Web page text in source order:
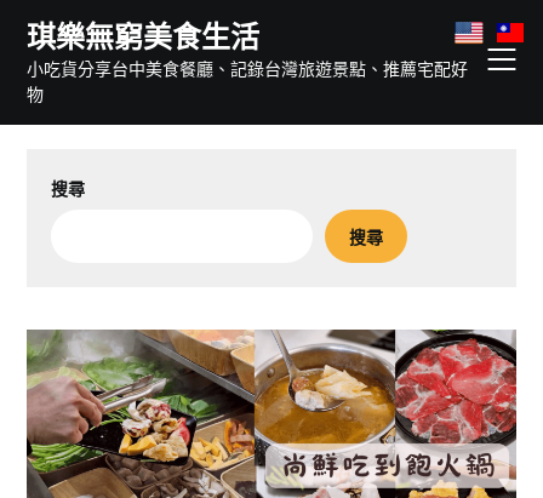
content
琪樂無窮美食生活
小吃貨分享台中美食餐廳、記錄台灣旅遊景點、推薦宅配好
物
搜尋
搜尋